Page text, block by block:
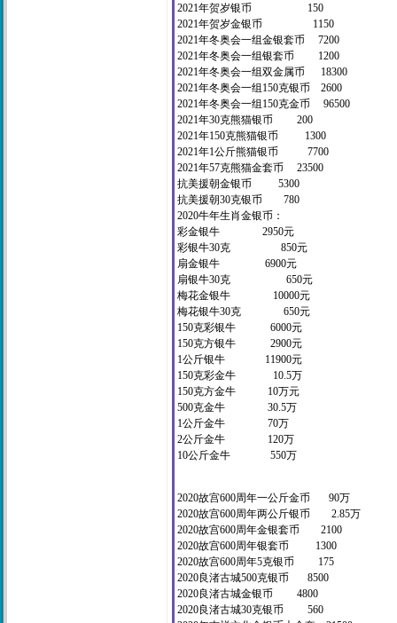
2021年贺岁银币 150
2021年贺岁金银币 1150
2021年冬奥会一组金银套币 7200
2021年冬奥会一组银套币 1200
2021年冬奥会一组双金属币 18300
2021年冬奥会一组150克银币 2600
2021年冬奥会一组150克金币 96500
2021年30克熊猫银币 200
2021年150克熊猫银币 1300
2021年1公斤熊猫银币 7700
2021年57克熊猫金套币 23500
抗美援朝金银币 5300
抗美援朝30克银币 780
2020牛年生肖金银币：
彩金银牛 2950元
彩银牛30克 850元
扇金银牛 6900元
扇银牛30克 650元
梅花金银牛 10000元
梅花银牛30克 650元
150克彩银牛 6000元
150克方银牛 2900元
1公斤银牛 11900元
150克彩金牛 10.5万
150克方金牛 10万元
500克金牛 30.5万
1公斤金牛 70万
2公斤金牛 120万
10公斤金牛 550万
2020故宫600周年一公斤金币 90万
2020故宫600周年两公斤银币 2.85万
2020故宫600周年金银套币 2100
2020故宫600周年银套币 1300
2020故宫600周年5克银币 175
2020良渚古城500克银币 8500
2020良渚古城金银币 4800
2020良渚古城30克银币 560